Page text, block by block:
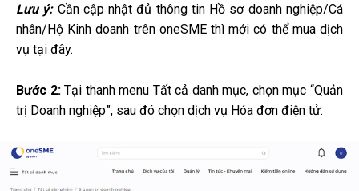
Lưu ý:Cần cập nhật đủ thông tin Hồ sơ doanh nghiệp/Cá
nhân/Hộ Kinh doanh trên oneSME thì mới có thể mua dịch
vụ tại đây.
Bước 2:Tại thanh menu Tất cả danh mục, chọn mục “Quản
trị Doanh nghiệp”, sau đó chọn dịch vụ Hóa đơn điện tử.